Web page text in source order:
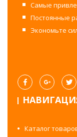
Самые
Постоянные
Экономьте
Каталог